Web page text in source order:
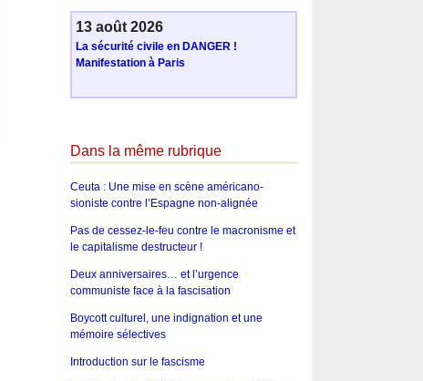
13 août 2026
La sécurité civile en DANGER !
Manifestation à Paris
Dans la même rubrique
Ceuta : Une mise en scène américano-
sioniste contre l’Espagne non-alignée
Pas de cessez-le-feu contre le macronisme et
le capitalisme destructeur !
Deux anniversaires… et l’urgence
communiste face à la fascisation
Boycott culturel, une indignation et une
mémoire sélectives
Introduction sur le fascisme